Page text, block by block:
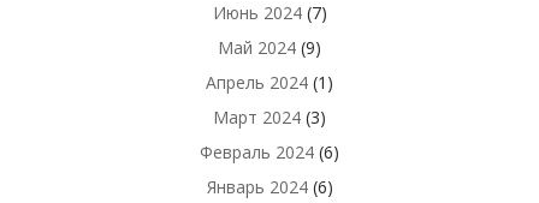
Июнь 2024(7)
Май 2024 (9)
Апрель 2024 (1)
Март 2024 (3)
Февраль 2024 (6)
Январь 2024(6)